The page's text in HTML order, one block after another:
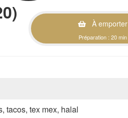
À emporter
Préparation : 20 min
tacos, tex mex, halal